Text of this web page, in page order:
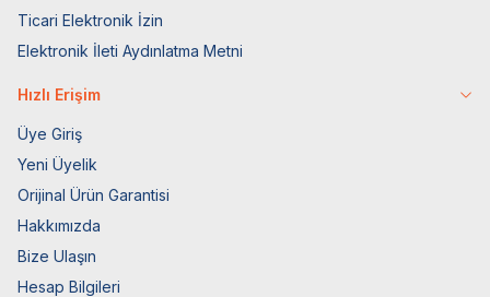
Ticari Elektronik İzin
Elektronik İleti Aydınlatma Metni
Hızlı Erişim
Üye Giriş
Yeni Üyelik
Orijinal Ürün Garantisi
Hakkımızda
Bize Ulaşın
Hesap Bilgileri